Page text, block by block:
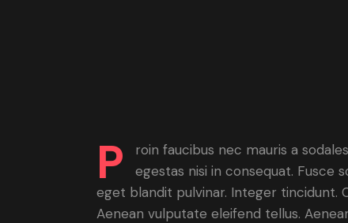
P
roin faucibus nec mauris a
egestas nisi in consequat. Fusce
eget blandit pulvinar. Integer tincidunt.
Aenean vulputate eleifend tellus.